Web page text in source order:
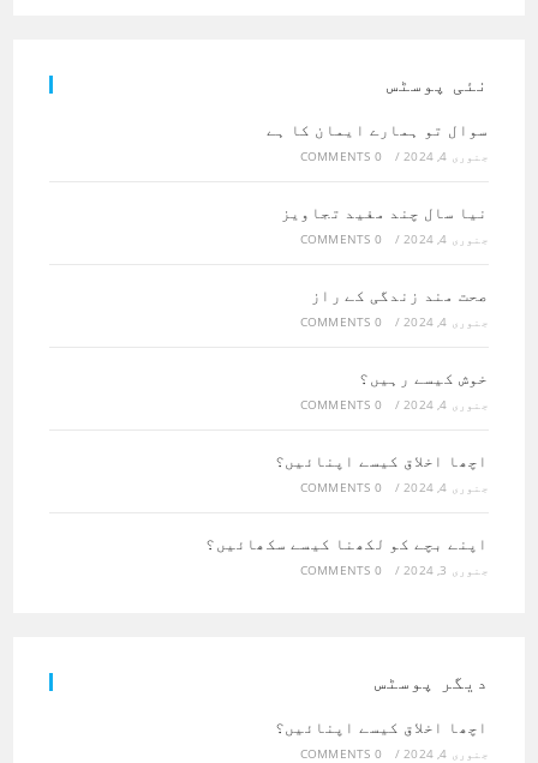
نئی پوسٹس
سوال تو ہمارے ایمان کا ہے
جنوری 4, 2024 /
0 COMMENTS
نیا سال چند مفید تجاویز
جنوری 4, 2024 /
0 COMMENTS
صحت مند زندگی کے راز
جنوری 4, 2024 /
0 COMMENTS
خوش کیسے رہیں؟
جنوری 4, 2024 /
0 COMMENTS
اچھا اخلاق کیسے اپنائیں؟
جنوری 4, 2024 /
0 COMMENTS
اپنے بچے کو لکھنا کیسے سکھائیں؟
جنوری 3, 2024 /
0 COMMENTS
دیگر پوسٹس
اچھا اخلاق کیسے اپنائیں؟
جنوری 4, 2024 /
0 COMMENTS